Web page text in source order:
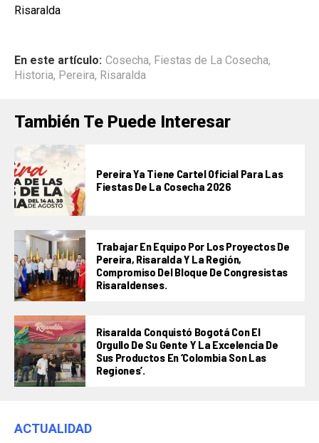
Risaralda
En este artículo: Cosecha, Fiestas de La Cosecha,
Historia, Pereira, Risaralda
También Te Puede Interesar
Pereira Ya Tiene Cartel Oficial Para Las
Fiestas De La Cosecha 2026
Trabajar En Equipo Por Los Proyectos De
Pereira, Risaralda Y La Región,
Compromiso Del Bloque De Congresistas
Risaraldenses.
Risaralda Conquistó Bogotá Con El
Orgullo De Su Gente Y La Excelencia De
Sus Productos En ‘Colombia Son Las
Regiones’.
ACTUALIDAD